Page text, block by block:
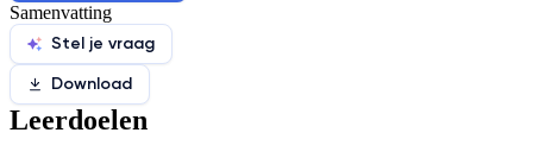
Samenvatting
Stel je vraag
Download
Leerdoelen